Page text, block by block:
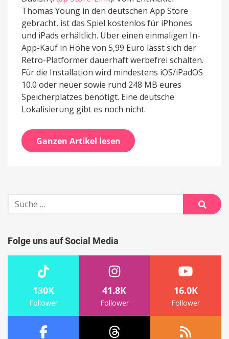
Thomas Young in den deutschen App Store
gebracht, ist das Spiel kostenlos für iPhones
und iPads erhältlich. Über einen einmaligen In-
App-Kauf in Höhe von 5,99 Euro lässt sich der
Retro-Platformer dauerhaft werbefrei schalten.
Für die Installation wird mindestens iOS/iPadOS
10.0 oder neuer sowie rund 248 MB eures
Speicherplatzes benötigt. Eine deutsche
Lokalisierung gibt es noch nicht.
Ganzen Artikel lesen
Suche
nach:
Suche
Folge uns auf Social Media
130K
Follower
41.8K
Follower
16.0K
Follower